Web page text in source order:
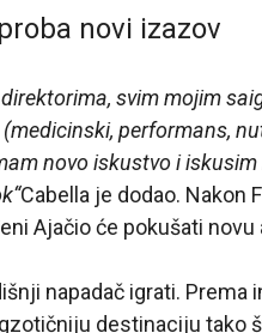
novi izazov
svim mojim
performans,
novo iskustvo i
Cabella je dodao. Nakon
Ajačio će pokušati novu
napadač igrati. Prema
destinaciju tako